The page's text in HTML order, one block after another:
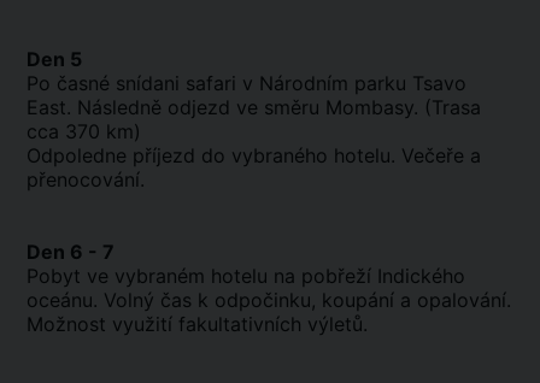
Den 5
Po časné snídani safari v Národním parku Tsavo
East. Následně odjezd ve směru Mombasy. (Trasa
cca 370 km)
Odpoledne příjezd do vybraného hotelu. Večeře a
přenocování.
Den 6 - 7
Pobyt ve vybraném hotelu na pobřeží Indického
oceánu. Volný čas k odpočinku, koupání a opalování.
Možnost využití fakultativních výletů.